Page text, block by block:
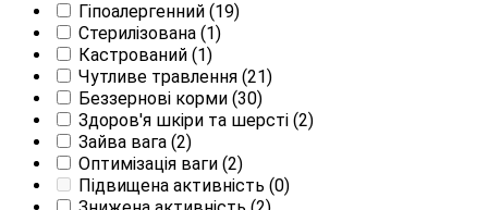
Гіпоалергенний (19)
Стерилізована (1)
Кастрований (1)
Чутливе травлення (21)
Беззернові корми (30)
Здоров'я шкіри та шерсті (2)
Зайва вага (2)
Оптимізація ваги (2)
Підвищена активність (0)